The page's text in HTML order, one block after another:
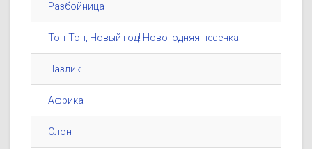
Разбойница
Топ-Топ, Новый год! Новогодняя песенка
Пазлик
Африка
Слон